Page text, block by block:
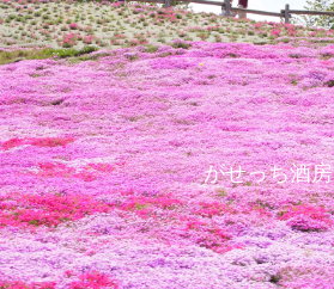
がせっち酒房